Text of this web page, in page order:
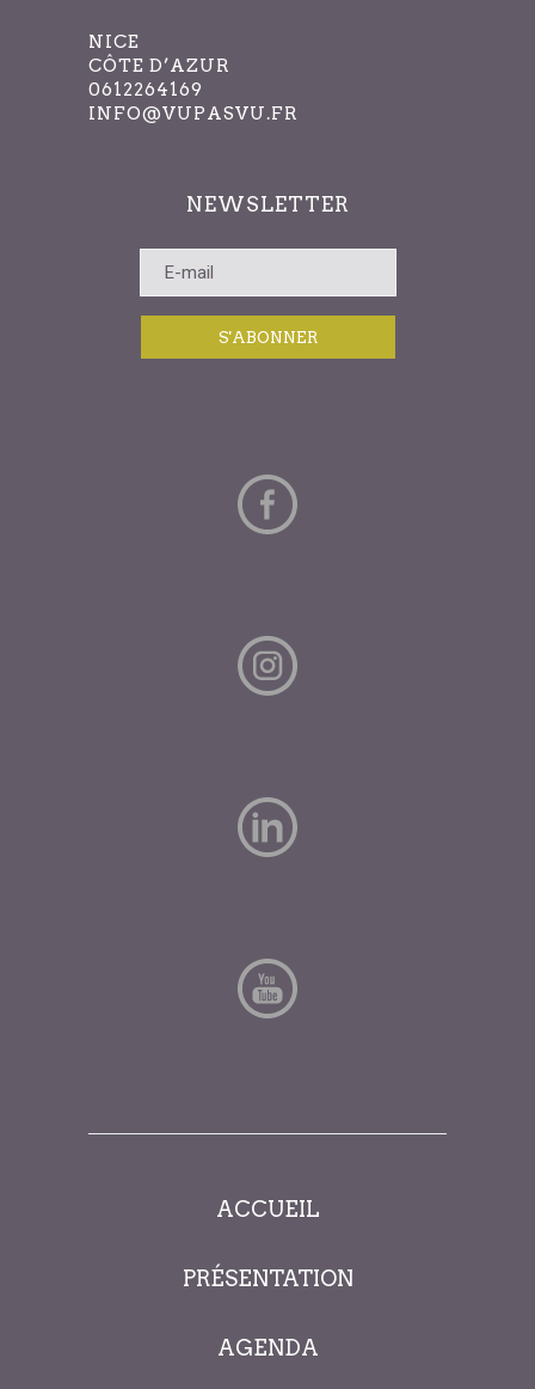
NICE
CÔTE D’AZUR
0612264169
INFO@VUPASVU.FR
NEWSLETTER
S'ABONNER
ACCUEIL
PRÉSENTATION
AGENDA